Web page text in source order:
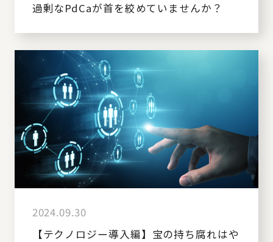
過剰なPdCaが首を絞めていませんか？
2024.09.30
【テクノロジー導入編】宝の持ち腐れはや